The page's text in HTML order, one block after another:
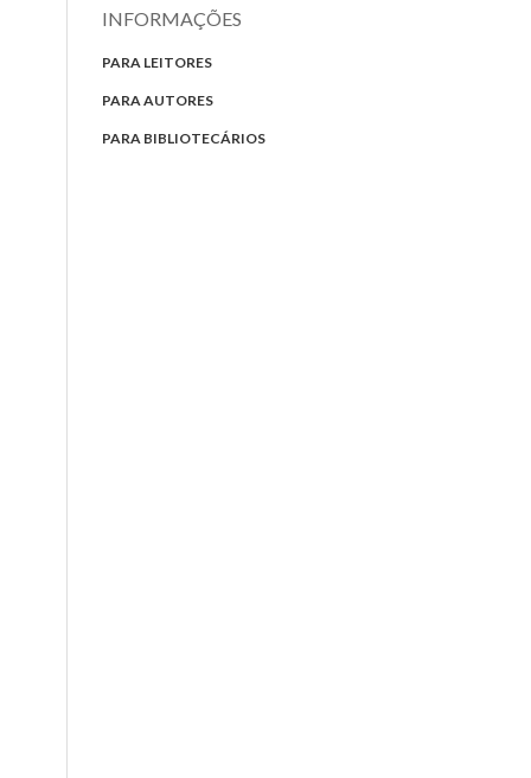
INFORMAÇÕES
PARA LEITORES
PARA AUTORES
PARA BIBLIOTECÁRIOS